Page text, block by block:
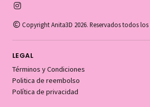
Copyright Anita3D 2026. Reservados todos los
LEGAL
Términos y Condiciones
Politica de reembolso
Política de privacidad